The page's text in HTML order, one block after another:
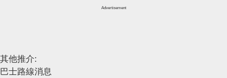
Advertisement
其他推介:
巴士路線消息